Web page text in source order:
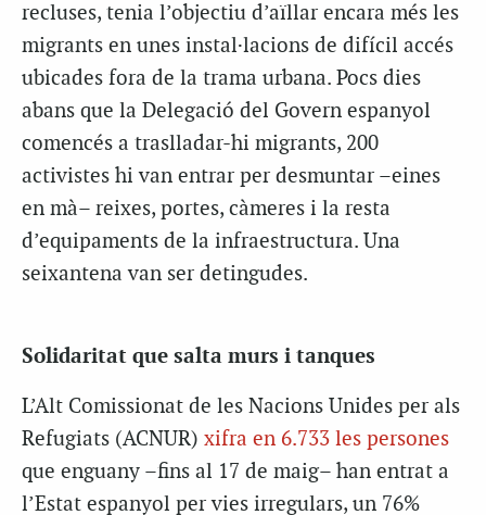
recluses, tenia l’objectiu d’aïllar encara més les
migrants en unes instal·lacions de difícil accés
ubicades fora de la trama urbana. Pocs dies
abans que la Delegació del Govern espanyol
comencés a traslladar-hi migrants, 200
activistes hi van entrar per desmuntar –eines
en mà– reixes, portes, càmeres i la resta
d’equipaments de la infraestructura. Una
seixantena van ser detingudes.
Solidaritat que salta murs i tanques
L’Alt Comissionat de les Nacions Unides per als
Refugiats (ACNUR) xifra en 6.733 les persones
que enguany –fins al 17 de maig– han entrat a
l’Estat espanyol per vies irregulars, un 76%